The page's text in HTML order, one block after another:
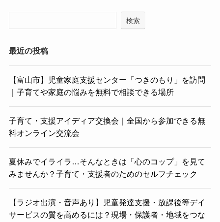
検索
最近の投稿
【富山市】児童家庭支援センター「つきのもり」を訪問
｜子育てや家庭の悩みを無料で相談できる場所
子育て・支援アイディア交換会｜全国から参加できる無
料オンライン交流会
夏休みでイライラ…そんなときは「心のコップ」を見て
みませんか？子育て・支援者のためのセルフチェック
【ラジオ出演・音声あり】児童発達支援・放課後等デイ
サービスの質を高めるには？現場・保護者・地域をつな